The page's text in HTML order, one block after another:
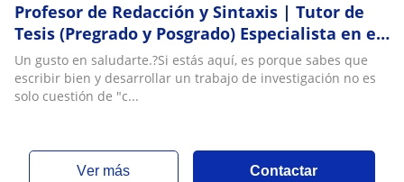
Profesor de Redacción y Sintaxis | Tutor de
Tesis (Pregrado y Posgrado) Especialista en el
área de Humanidades y Ciencias Sociales
Un gusto en saludarte.?Si estás aquí, es porque sabes que
escribir bien y desarrollar un trabajo de investigación no es
solo cuestión de "c...
ver más Contactar